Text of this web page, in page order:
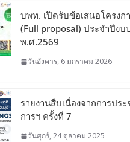
บพท. เปิดรับข้อเสนอโครงก
(Full proposal) ประจำปีง
พ.ศ.2569
วันอังคาร, 6 มกราคม 2026
รายงานสืบเนื่องจากการปร
การฯ ครั้งที่ 7
วันศุกร์, 24 ตุลาคม 2025